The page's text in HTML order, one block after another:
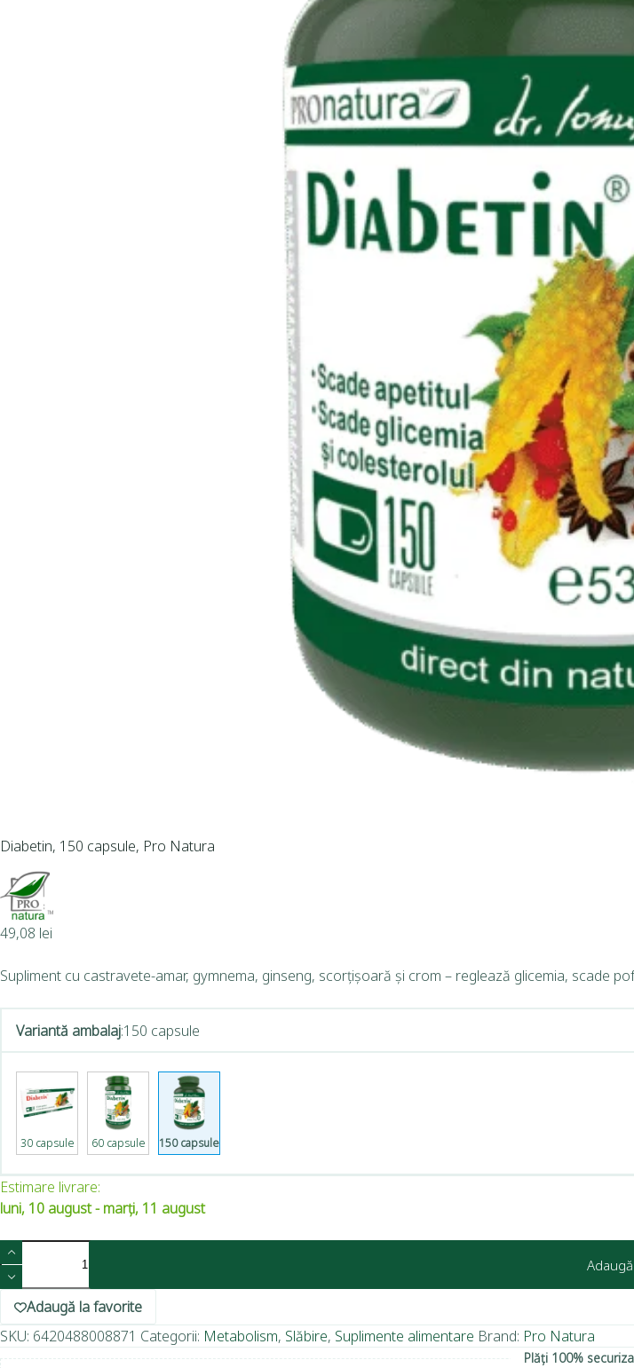
Diabetin, 150 capsule, Pro Natura
49,08 lei
Supliment cu castravete-amar, gymnema, ginseng, scorțișoară și crom – reglează glicemia, scade
Variantă ambalaj:150 capsule
30 capsule 60 capsule 150 capsule
Estimare livrare:
luni, 10 august - marți, 11 august
Adaugă la favorite
SKU: 6420488008871 Categorii: Metabolism, Slăbire, Suplimente alimentare Brand: Pro Natura
Plăți 100%